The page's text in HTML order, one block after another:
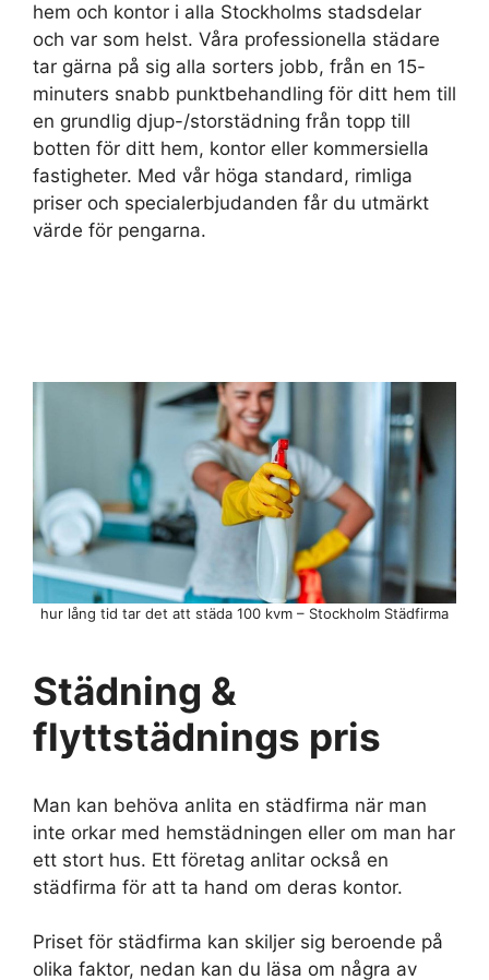
hem och kontor i alla Stockholms stadsdelar
och var som helst. Våra professionella städare
tar gärna på sig alla sorters jobb, från en 15-
minuters snabb punktbehandling för ditt hem till
en grundlig djup-/storstädning från topp till
botten för ditt hem, kontor eller kommersiella
fastigheter. Med vår höga standard, rimliga
priser och specialerbjudanden får du utmärkt
värde för pengarna.
hur lång tid tar det att städa 100 kvm – Stockholm Städfirma
Städning &
flyttstädnings pris
Man kan behöva anlita en städfirma när man
inte orkar med hemstädningen eller om man har
ett stort hus. Ett företag anlitar också en
städfirma för att ta hand om deras kontor.
Priset för städfirma kan skiljer sig beroende på
olika faktor, nedan kan du läsa om några av